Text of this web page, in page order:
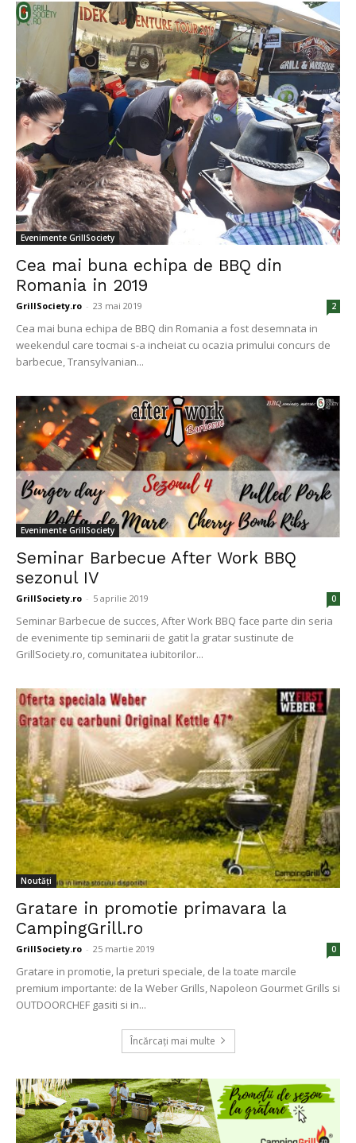
Evenimente GrillSociety
Cea mai buna echipa de BBQ din
Romania in 2019
GrillSociety.ro - 23 mai 2019 2
Cea mai buna echipa de BBQ din Romania a fost desemnata in
weekendul care tocmai s-a incheiat cu ocazia primului concurs de
barbecue, Transylvanian...
Evenimente GrillSociety
Seminar Barbecue After Work BBQ
sezonul IV
GrillSociety.ro - 5 aprilie 2019 0
Seminar Barbecue de succes, After Work BBQ face parte din seria
de evenimente tip seminarii de gatit la gratar sustinute de
GrillSociety.ro, comunitatea iubitorilor...
Noutăți
Gratare in promotie primavara la
CampingGrill.ro
GrillSociety.ro - 25 martie 2019 0
Gratare in promotie, la preturi speciale, de la toate marcile
premium importante: de la Weber Grills, Napoleon Gourmet Grills si
OUTDOORCHEF gasiti si in...
Încărcați mai multe